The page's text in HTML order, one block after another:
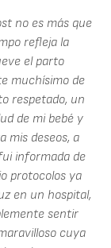
no es más que
refleja la
el parto
muchísimo de
respetado, un
de mi bebé y
mis deseos, a
informada de
protocolos ya
en un hospital,
sentir
cuya